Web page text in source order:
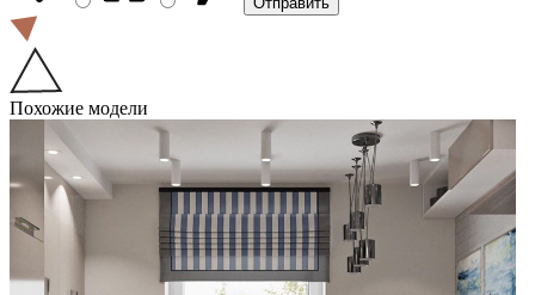
Похожие модели